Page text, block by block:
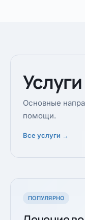
Услуги
Основные
помощи.
Все услуги →
ПОПУЛЯРНО